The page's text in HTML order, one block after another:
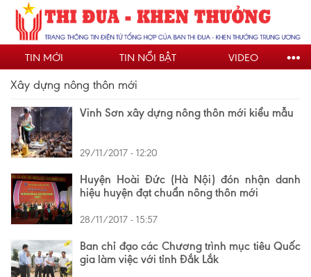
Nhảy
đến
nội
dungTIN MỚI TIN NỔI BẬT VIDEO
Xây dựng nông thôn mới
Vinh Sơn xây dựng nông thôn mới kiểu mẫu
29/11/2017 - 12:20
Huyện Hoài Đức (Hà Nội) đón nhận danh
hiệu huyện đạt chuẩn nông thôn mới
28/11/2017 - 15:57
Ban chỉ đạo các Chương trình mục tiêu Quốc
gia làm việc với tỉnh Đắk Lắk